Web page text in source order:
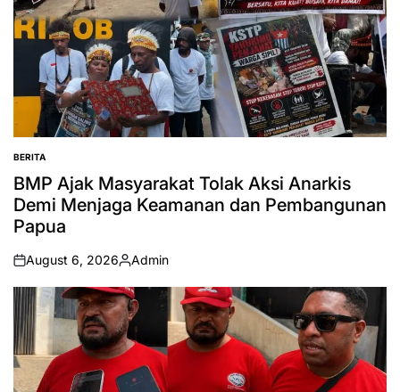
POSTED
IN
BERITA
BMP Ajak Masyarakat Tolak Aksi Anarkis
Demi Menjaga Keamanan dan Pembangunan
Papua
on
August 6, 2026
Posted
by
Admin